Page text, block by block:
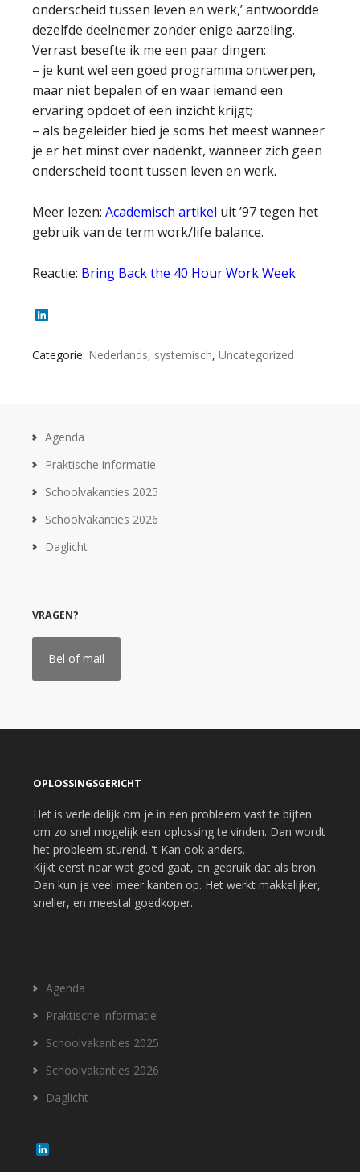
onderscheid tussen leven en werk,’ antwoordde
dezelfde deelnemer zonder enige aarzeling.
Verrast besefte ik me een paar dingen:
– je kunt wel een goed programma ontwerpen,
maar niet bepalen of en waar iemand een
ervaring opdoet of een inzicht krijgt;
– als begeleider bied je soms het meest wanneer
je er het minst over nadenkt, wanneer zich geen
onderscheid toont tussen leven en werk.
Meer lezen: Academisch artikel uit ’97 tegen het
gebruik van de term work/life balance.
Reactie: Bring Back the 40 Hour Work Week
Categorie: Nederlands, systemisch, Uncategorized
Agenda
Praktische informatie
Schoolvakanties 2025
Schoolvakanties 2026
Daglicht
VRAGEN?
Bel of mail
OPLOSSINGSGERICHT
Het is verleidelijk om je in een probleem vast te bijten
om zo snel mogelijk een oplossing te vinden. Dan wordt
het probleem sturend. 't Kan ook anders.
Kijkt eerst naar wat goed gaat, en gebruik dat als bron.
Dan kun je veel meer kanten op. Het werkt makkelijker,
sneller, en meestal goedkoper.
Agenda
Praktische informatie
Schoolvakanties 2025
Schoolvakanties 2026
Daglicht
L